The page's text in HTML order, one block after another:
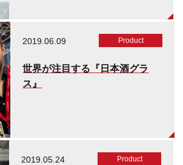
2019.06.09 Product
世界が注目する『日本酒グラ
ス』
2019.05.24 Product